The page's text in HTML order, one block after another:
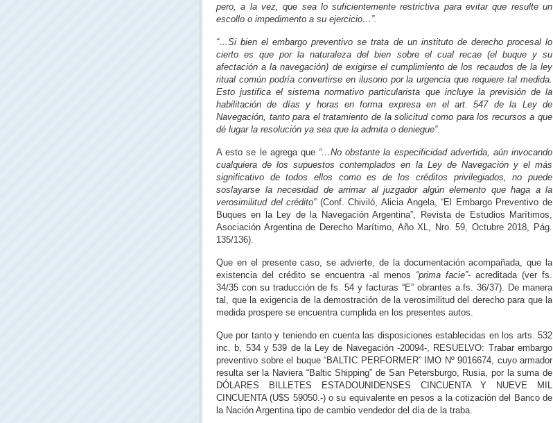
pero, a la vez, que sea lo suficientemente restrictiva para evitar que resulte un
escollo o impedimento a su ejercicio…”.
“…Si bien el embargo preventivo se trata de un instituto de derecho procesal lo
cierto es que por la naturaleza del bien sobre el cual recae (el buque y su
afectación a la navegación) de exigirse el cumplimiento de los recaudos de la ley
ritual común podría convertirse en ilusorio por la urgencia que requiere tal medida.
Esto justifica el sistema normativo particularista que incluye la previsión de la
habilitación de días y horas en forma expresa en el art. 547 de la Ley de
Navegación, tanto para el tratamiento de la solicitud como para los recursos a que
dé lugar la resolución ya sea que la admita o deniegue”.
A esto se le agrega que “…No obstante la especificidad advertida, aún invocando
cualquiera de los supuestos contemplados en la Ley de Navegación y el más
significativo de todos ellos como es de los créditos privilegiados, no puede
soslayarse la necesidad de arrimar al juzgador algún elemento que haga a la
verosimilitud del crédito” (Conf. Chiviló, Alicia Angela, “El Embargo Preventivo de
Buques en la Ley de la Navegación Argentina”, Revista de Estudios Marítimos,
Asociación Argentina de Derecho Marítimo, Año XL, Nro. 59, Octubre 2018, Pág.
135/136).
Que en el presente caso, se advierte, de la documentación acompañada, que la
existencia del crédito se encuentra -al menos “prima facie”- acreditada (ver fs.
34/35 con su traducción de fs. 54 y facturas “E” obrantes a fs. 36/37). De manera
tal, que la exigencia de la demostración de la verosimilitud del derecho para que la
medida prospere se encuentra cumplida en los presentes autos.
Que por tanto y teniendo en cuenta las disposiciones establecidas en los arts. 532
inc. b, 534 y 539 de la Ley de Navegación -20094-, RESUELVO: Trabar embargo
preventivo sobre el buque “BALTIC PERFORMER” IMO Nº 9016674, cuyo armador
resulta ser la Naviera “Baltic Shipping” de San Petersburgo, Rusia, por la suma de
DÓLARES BILLETES ESTADOUNIDENSES CINCUENTA Y NUEVE MIL
CINCUENTA (U$S 59050.-) o su equivalente en pesos a la cotización del Banco de
la Nación Argentina tipo de cambio vendedor del día de la traba.